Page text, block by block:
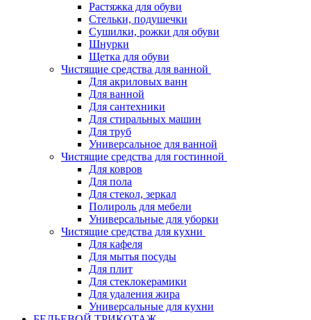
Растяжка для обуви
Стельки, подушечки
Сушилки, рожки для обуви
Шнурки
Щетка для обуви
Чистящие средства для ванной
Для акриловых ванн
Для ванной
Для сантехники
Для стиральных машин
Для труб
Универсальное для ванной
Чистящие средства для гостинной
Для ковров
Для пола
Для стекол, зеркал
Полироль для мебели
Универсальные для уборки
Чистящие средства для кухни
Для кафеля
Для мытья посуды
Для плит
Для стеклокерамики
Для удаления жира
Универсальные для кухни